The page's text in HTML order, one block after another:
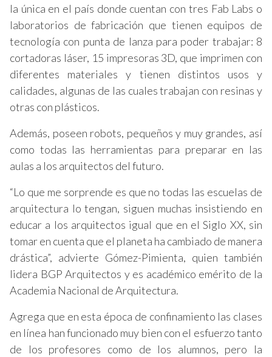
la única en el país donde cuentan con tres Fab Labs o
laboratorios de fabricación que tienen equipos de
tecnología con punta de lanza para poder trabajar: 8
cortadoras láser, 15 impresoras 3D, que imprimen con
diferentes materiales y tienen distintos usos y
calidades, algunas de las cuales trabajan con resinas y
otras con plásticos.
Además, poseen robots, pequeños y muy grandes, así
como todas las herramientas para preparar en las
aulas a los arquitectos del futuro.
“Lo que me sorprende es que no todas las escuelas de
arquitectura lo tengan, siguen muchas insistiendo en
educar a los arquitectos igual que en el Siglo XX, sin
tomar en cuenta que el planeta ha cambiado de manera
drástica”, advierte Gómez-Pimienta, quien también
lidera BGP Arquitectos y es académico emérito de la
Academia Nacional de Arquitectura.
Agrega que en esta época de confinamiento las clases
en línea han funcionado muy bien con el esfuerzo tanto
de los profesores como de los alumnos, pero la